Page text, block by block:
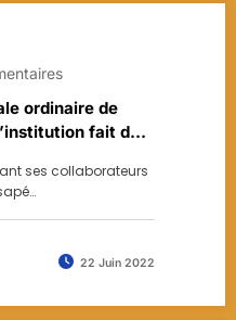
ordinaire de
fait des
ses collaborateurs
22 Juin 2022